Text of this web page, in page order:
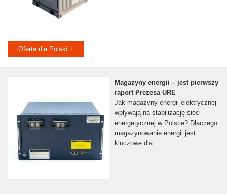
Oferta dla Polski +
Magazyny energii – jest pierwszy
raport Prezesa URE
Jak magazyny energii elektrycznej
wpływają na stabilizację sieci
energetycznej w Polsce? Dlaczego
magazynowanie energii jest
kluczowe dla